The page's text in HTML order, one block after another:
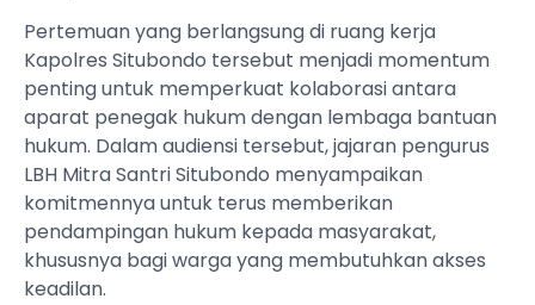
Pertemuan yang berlangsung di ruang kerja
Kapolres Situbondo tersebut menjadi momentum
penting untuk memperkuat kolaborasi antara
aparat penegak hukum dengan lembaga bantuan
hukum. Dalam audiensi tersebut, jajaran pengurus
LBH Mitra Santri Situbondo menyampaikan
komitmennya untuk terus memberikan
pendampingan hukum kepada masyarakat,
khususnya bagi warga yang membutuhkan akses
keadilan.